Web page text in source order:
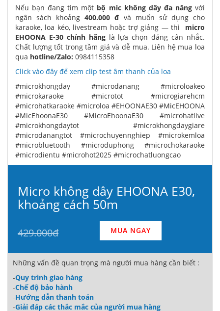
Nếu bạn đang tìm một bộ mic không dây đa năngvới
ngân sách khoảng400.000 đ và muốn sử dụng cho
karaoke, loa kéo, livestream hoặc trợ giảng — thì micro
EHOONA E-30 chính hãng là lựa chọn đáng cân nhắc.
Chất lượng tốt trong tầm giá và dễ mua. Liên hệ mua loa
qua hotline/Zalo: 0984115358
Click vào đây để xem clip test âm thanh của loa
#microkhongday #microdanang #microloakeo
#microkaraoke #microtot #microgiarehcm
#microhatkaraoke #microloa #EHOONAE30 #MicEHOONA
#MicEhoonaE30 #MicroEhoonaE30 #microhatlive
#microkhongdaytot #microkhongdaygiare
#microdanangtot #microchuyennghiep #microkemloa
#microbluetooth #microduphong #microchokaraoke
#microdientu #microhot2025 #microchatluongcao
Micro không dây EHOONA E30,
khoảng cách 50m
429.000đ MUA NGAY
Những vấn đề quan trọng mà người mua hàng cần biết :
-Quy trình giao hàng
-Chế độ bảo hành
-Hướng dẫn thanh toán
-Giải đáp các thắc mắc của người mua hàng